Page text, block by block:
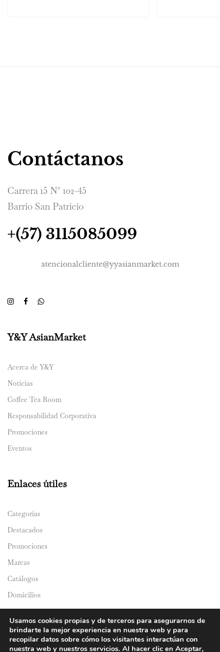
Contáctanos
Carrera 15 N° 102-45
Barrio San Patricio
+(57) 3115085099
atencionalcliente@yyasianmarket.com
Y&Y AsianMarket
Acerca de Y&Y
Noticias
Coffee Tea Room
Responsabilidad Corporativa
Promociones
Eventos
Enlaces útiles
Categorías
Destacados
Promociones
Marcas
Catálogos
Domicilios
Usamos cookies propias y de terceros para asegurarnos de
brindarte la mejor experiencia en nuestra web y para
recopilar datos sobre cómo los visitantes interactúan con
nuestra web y nuestros servicios. Al hacer clic en Aceptar,